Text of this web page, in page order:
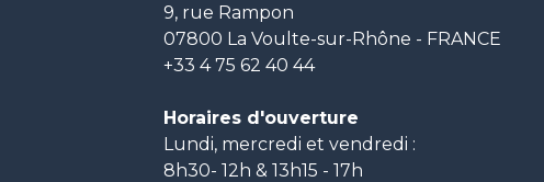
9, rue Rampon
07800 La Voulte-sur-Rhône - FRANCE
+33 4 75 62 40 44
Horaires d'ouverture
Lundi, mercredi et vendredi :
8h30- 12h & 13h15 - 17h